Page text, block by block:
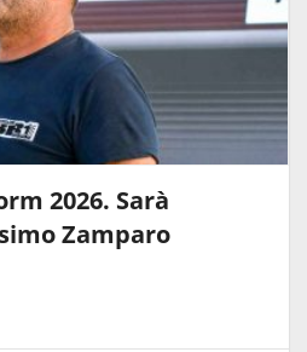
2026. Sarà
Zamparo